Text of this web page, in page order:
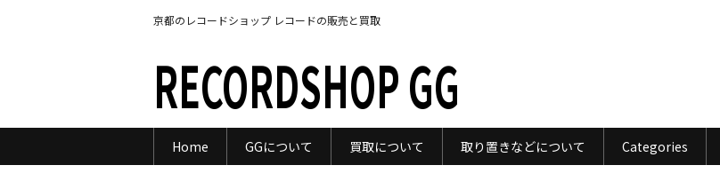
京都のレコードショップ レコードの販売と買取
RECORDSHOP GG
Home GGについて 買取について 取り置きなどについて Categories